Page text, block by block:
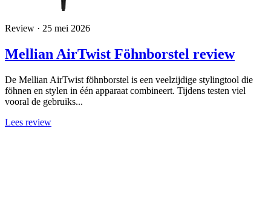
Review · 25 mei 2026
Mellian AirTwist Föhnborstel review
De Mellian AirTwist föhnborstel is een veelzijdige stylingtool die
föhnen en stylen in één apparaat combineert. Tijdens testen viel
vooral de gebruiks...
Lees review